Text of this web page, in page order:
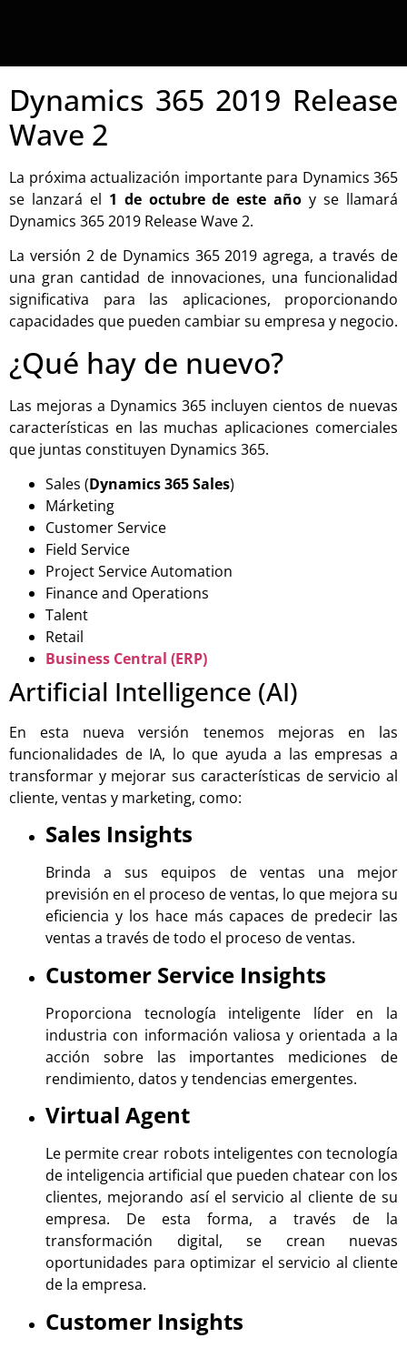
Dynamics 365 2019 Release
Wave 2
La próxima actualización importante para Dynamics 365
se lanzará el 1 de octubre de este año y se llamará
Dynamics 365 2019 Release Wave 2.
La versión 2 de Dynamics 365 2019 agrega, a través de
una gran cantidad de innovaciones, una funcionalidad
significativa para las aplicaciones, proporcionando
capacidades que pueden cambiar su empresa y negocio.
¿Qué hay de nuevo?
Las mejoras a Dynamics 365 incluyen cientos de nuevas
características en las muchas aplicaciones comerciales
que juntas constituyen Dynamics 365.
Sales (Dynamics 365 Sales)
Márketing
Customer Service
Field Service
Project Service Automation
Finance and Operations
Talent
Retail
Business Central (ERP)
Artificial Intelligence (AI)
En esta nueva versión tenemos mejoras en las
funcionalidades de IA, lo que ayuda a las empresas a
transformar y mejorar sus características de servicio al
cliente, ventas y marketing, como:
Sales Insights
Brinda a sus equipos de ventas una mejor
previsión en el proceso de ventas, lo que mejora su
eficiencia y los hace más capaces de predecir las
ventas a través de todo el proceso de ventas.
Customer Service Insights
Proporciona tecnología inteligente líder en la
industria con información valiosa y orientada a la
acción sobre las importantes mediciones de
rendimiento, datos y tendencias emergentes.
Virtual Agent
Le permite crear robots inteligentes con tecnología
de inteligencia artificial que pueden chatear con los
clientes, mejorando así el servicio al cliente de su
empresa. De esta forma, a través de la
transformación digital, se crean nuevas
oportunidades para optimizar el servicio al cliente
de la empresa.
Customer Insights